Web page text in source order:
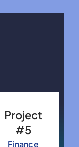
Project
#5
Finance